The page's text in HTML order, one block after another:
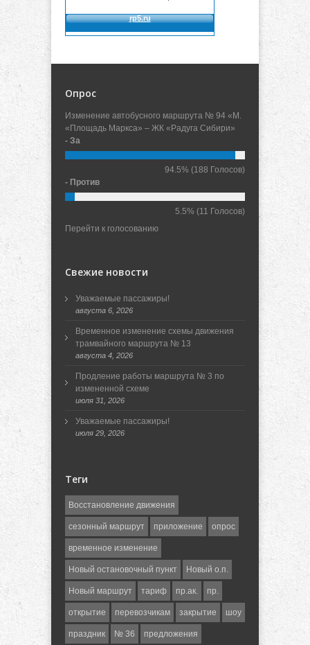
Опрос
Изменение автобусного маршрута № 94 «М.
«Площадь Маркса» – ЖК «Радуга Сибири»
- За
94.5% (188 Голосов)
- Против
5.5% (11 Голосов)
Перейти к голосованию
Свежие новости
Уважаемые пассажиры!
августа 6, 2026
Временное изменение схемы движения
трамвайного маршрута № 13
августа 4, 2026
Продление работы маршрута № 3 по
измененной схеме
июля 31, 2026
Уважаемые пассажиры!
июля 29, 2026
Теги
Восстановление движения
сезонный маршрут приложение опрос
временное изменение
Новый остановочный пункт Новый о.п.
Новый маршрут тариф пр.ак. пр.
открытие перевозчикам закрытие шоу
праздник № 36 предложения